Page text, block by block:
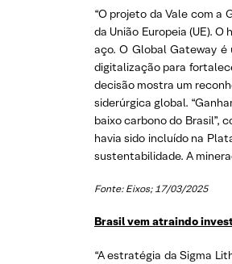
“O projeto da Vale com a
da União Europeia (UE).
aço. O Global Gateway
digitalização para
decisão mostra um
siderúrgica global.
baixo carbono do Brasil”,
havia sido incluído na
sustentabilidade. A
Fonte: Eixos; 17/03/2025
Brasil vem atraindo
“A estratégia da Sigma